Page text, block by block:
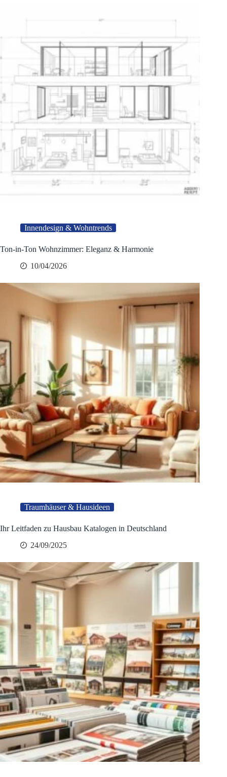
Innendesign & Wohntrends
Ton-in-Ton Wohnzimmer: Eleganz & Harmonie
10/04/2026
Traumhäuser & Hausideen
Ihr Leitfaden zu Hausbau Katalogen in Deutschland
24/09/2025